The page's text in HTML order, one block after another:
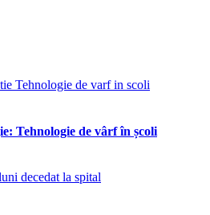
Tehnologie de vârf în școli